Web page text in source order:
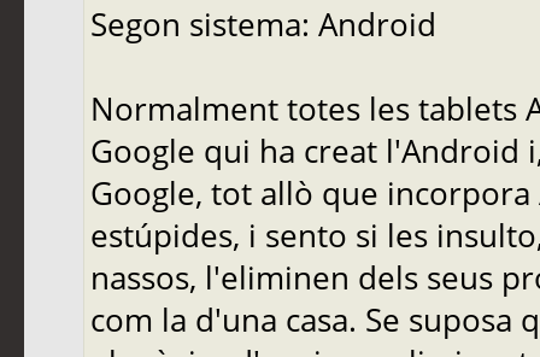
Segon sistema: Android
Normalment totes les tablets
Google qui ha creat l'Android
Google, tot allò que
estúpides, i sento si les
nassos, l'eliminen dels seus
com la d'una casa. Se